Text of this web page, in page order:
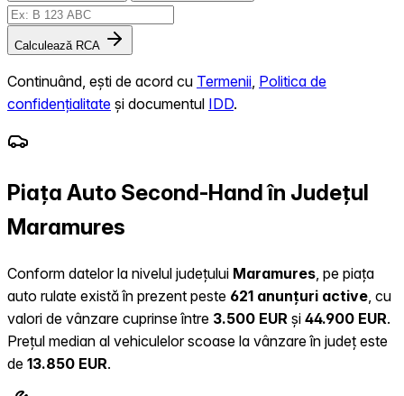
Calculează RCA
Continuând, ești de acord cu Termenii Politica de
confidențialitate și documentul IDD.
Piața Auto Second-Hand în Județul
Maramures
Conform datelor la nivelul județului Maramures , pe piața
auto rulate există în prezent peste 621 anunțuri active , cu
valori de vânzare cuprinse între 3.500 EUR și 44.900 EUR.
Prețul median al vehiculelor scoase la vânzare în județ este
de 13.850 EUR.